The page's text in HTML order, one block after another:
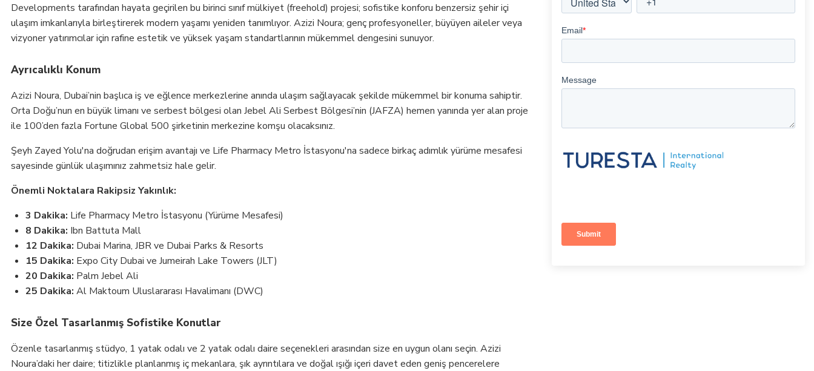
Developments tarafından hayata geçirilen bu birinci sınıf mülkiyet (freehold) projesi; sofistike konforu benzersiz şehir içi
ulaşım imkanlarıyla birleştirerek modern yaşamı yeniden tanımlıyor. Azizi Noura; genç profesyoneller, büyüyen aileler veya
vizyoner yatırımcılar için rafine estetik ve yüksek yaşam standartlarının mükemmel dengesini sunuyor.
Ayrıcalıklı Konum
Azizi Noura, Dubai’nin başlıca iş ve eğlence merkezlerine anında ulaşım sağlayacak şekilde mükemmel bir konuma sahiptir.
Orta Doğu’nun en büyük limanı ve serbest bölgesi olan Jebel Ali Serbest Bölgesi’nin (JAFZA) hemen yanında yer alan proje
ile 100’den fazla Fortune Global 500 şirketinin merkezine komşu olacaksınız.
Şeyh Zayed Yolu'na doğrudan erişim avantajı ve Life Pharmacy Metro İstasyonu'na sadece birkaç adımlık yürüme mesafesi
sayesinde günlük ulaşımınız zahmetsiz hale gelir.
Önemli Noktalara Rakipsiz Yakınlık:
3 Dakika: Life Pharmacy Metro İstasyonu (Yürüme Mesafesi)
8 Dakika: Ibn Battuta Mall
12 Dakika: Dubai Marina, JBR ve Dubai Parks & Resorts
15 Dakika: Expo City Dubai ve Jumeirah Lake Towers (JLT)
20 Dakika: Palm Jebel Ali
25 Dakika: Al Maktoum Uluslararası Havalimanı (DWC)
Size Özel Tasarlanmış Sofistike Konutlar
Özenle tasarlanmış stüdyo, 1 yatak odalı ve 2 yatak odalı daire seçenekleri arasından size en uygun olanı seçin. Azizi
Noura’daki her daire; titizlikle planlanmış iç mekanlara, şık ayrıntılara ve doğal ışığı içeri davet eden geniş pencerelere